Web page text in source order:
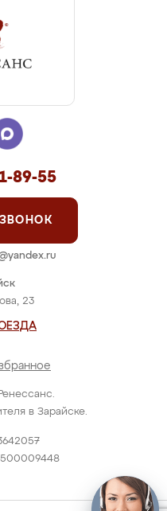
в Зарайске.
23
89-55